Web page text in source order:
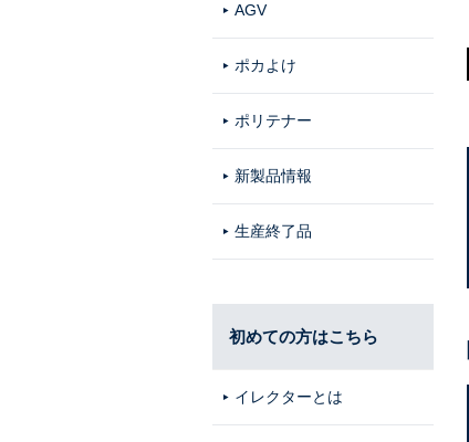
AGV
ポカよけ
ポリテナー
新製品情報
生産終了品
初めての方はこちら
イレクターとは